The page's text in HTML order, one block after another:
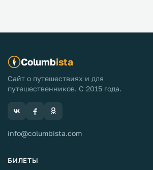
Columbista
Сайт о путешествиях и для
путешественников. С 2015 года.
info@columbista.com
БИЛЕТЫ